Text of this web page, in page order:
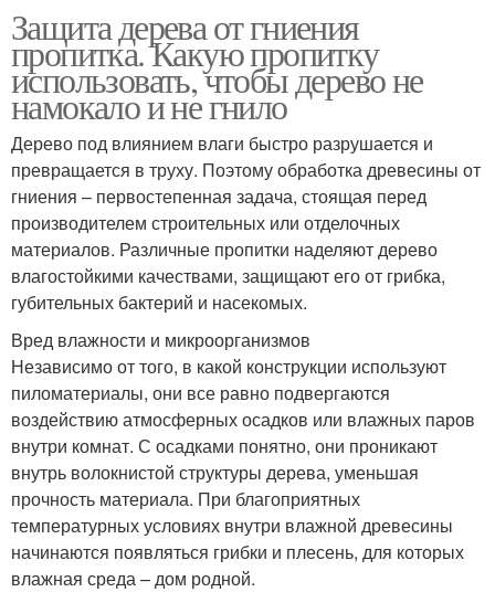
Защита дерева от гниения
пропитка. Какую пропитку
использовать, чтобы дерево не
намокало и не гнило
Дерево под влиянием влаги быстро разрушается и
превращается в труху. Поэтому обработка древесины от
гниения – первостепенная задача, стоящая перед
производителем строительных или отделочных
материалов. Различные пропитки наделяют дерево
влагостойкими качествами, защищают его от грибка,
губительных бактерий и насекомых.
Вред влажности и микроорганизмов
Независимо от того, в какой конструкции используют
пиломатериалы, они все равно подвергаются
воздействию атмосферных осадков или влажных паров
внутри комнат. С осадками понятно, они проникают
внутрь волокнистой структуры дерева, уменьшая
прочность материала. При благоприятных
температурных условиях внутри влажной древесины
начинаются появляться грибки и плесень, для которых
влажная среда – дом родной.